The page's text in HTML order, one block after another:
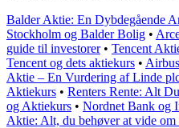
Balder Aktie: En Dybdegående
Stockholm og Balder Bolig •
guide til investorer• Tencent
Tencent og dets aktiekurs •
Aktie – En Vurdering af Linde
Aktiekurs • Renters Rente: Alt
og Aktiekurs • Nordnet Bank og
Aktie: Alt, du behøver at vide om